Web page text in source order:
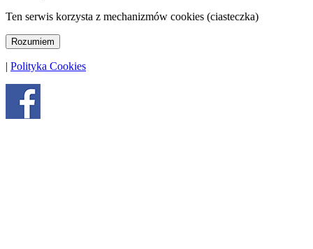
Ten serwis korzysta z mechanizmów cookies (ciasteczka)
Rozumiem
| Polityka Cookies